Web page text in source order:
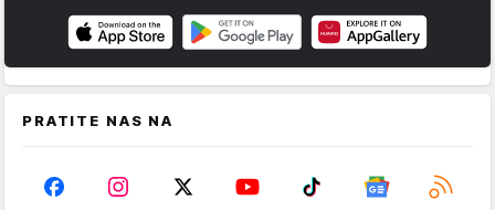
PRATITE NAS NA